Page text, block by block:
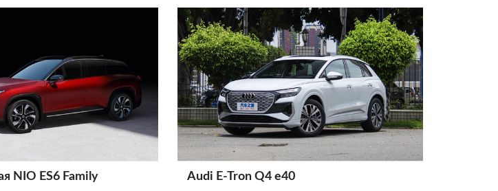
NIO ES6 Family Audi E-Tron Q4 e40